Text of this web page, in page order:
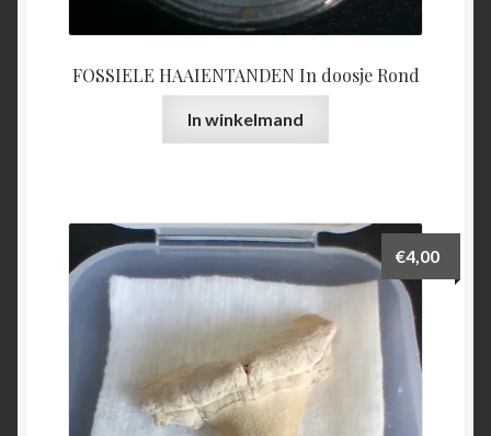
FOSSIELE HAAIENTANDEN In doosje Rond
In winkelmand
€4,00